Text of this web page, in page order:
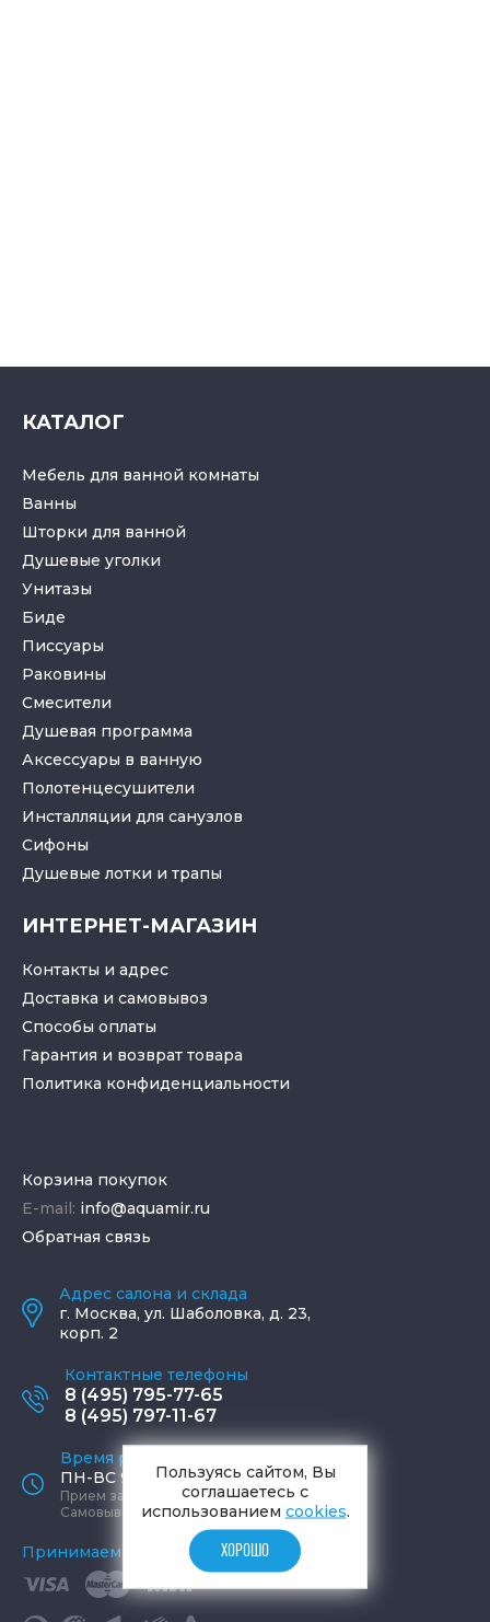
КАТАЛОГ
Мебель для ванной комнаты
Ванны
Шторки для ванной
Душевые уголки
Унитазы
Биде
Писсуары
Раковины
Смесители
Душевая программа
Аксессуары в ванную
Полотенцесушители
Инсталляции для санузлов
Cифоны
Душевые лотки и трапы
ИНТЕРНЕТ-МАГАЗИН
Контакты и адрес
Доставка и самовывоз
Способы оплаты
Гарантия и возврат товара
Политика конфиденциальности
Корзина покупок
E-mail: info@aquamir.ru
Обратная связь
Адрес салона и склада
г. Москва, ул. Шаболовка, д. 23,
корп. 2
Контактные телефоны
8 (495) 795-77-65
8 (495) 797-11-67
Время работы офиса
ПН-ВС 9:00 - 19:00
Прием заказов круглосуточно
Самовывоз ПН-СБ 9-19, ВС 12-17
Принимаем к оплате
Пользуясь сайтом, Вы
соглашаетесь с
использованием cookies.
ХОРОШО